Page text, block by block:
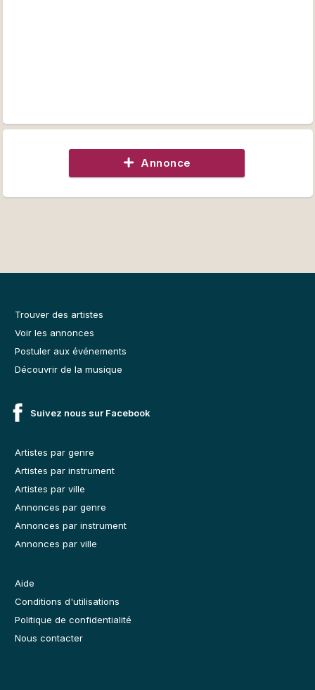
Annonce
Trouver des artistes
Voir les annonces
Postuler aux événements
Découvrir de la musique
Suivez nous sur Facebook
Artistes par genre
Artistes par instrument
Artistes par ville
Annonces par genre
Annonces par instrument
Annonces par ville
Aide
Conditions d'utilisations
Politique de confidentialité
Nous contacter